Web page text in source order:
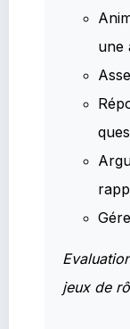
une
jeux de